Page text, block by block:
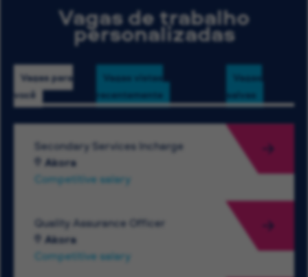
Vagas de trabalho
personalizadas
Vagas para
você
Vagas vistas
recentemente
Vagas
salvas
Secondary Services Incharge
Akora
Competitive salary
Quality Assurance Officer
Akora
Competitive salary